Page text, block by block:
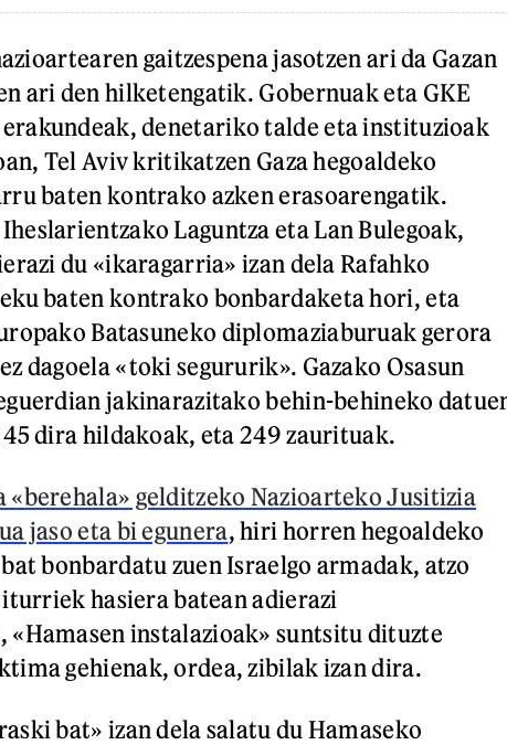
gaitzespena jasotzen ari da Gazan
ari den hilketengatik. Gobernuak eta GKE
denetariko talde eta instituzioak
Tel Aviv kritikatzen Gaza hegoaldeko
baten kontrako azken erasoarengatik.
Laguntza eta Lan Bulegoak,
du «ikaragarria» izan dela Rafahko
baten kontrako bonbardaketa hori, eta
Batasuneko diplomaziaburuak gerora
dagoela «toki segururik». Gazako Osasun
jakinarazitako behin-behineko
dira hildakoak, eta 249 zaurituak.
«berehala» gelditzeko Nazioarteko Jusitizia
jaso eta bi egunera, hiri horren hegoaldeko
bonbardatu zuen Israelgo armadak, atzo
hasiera batean adierazi
«Hamasen instalazioak» suntsitu dituzte
gehienak, ordea, zibilak izan dira.
bat» izan dela salatu du Hamaseko